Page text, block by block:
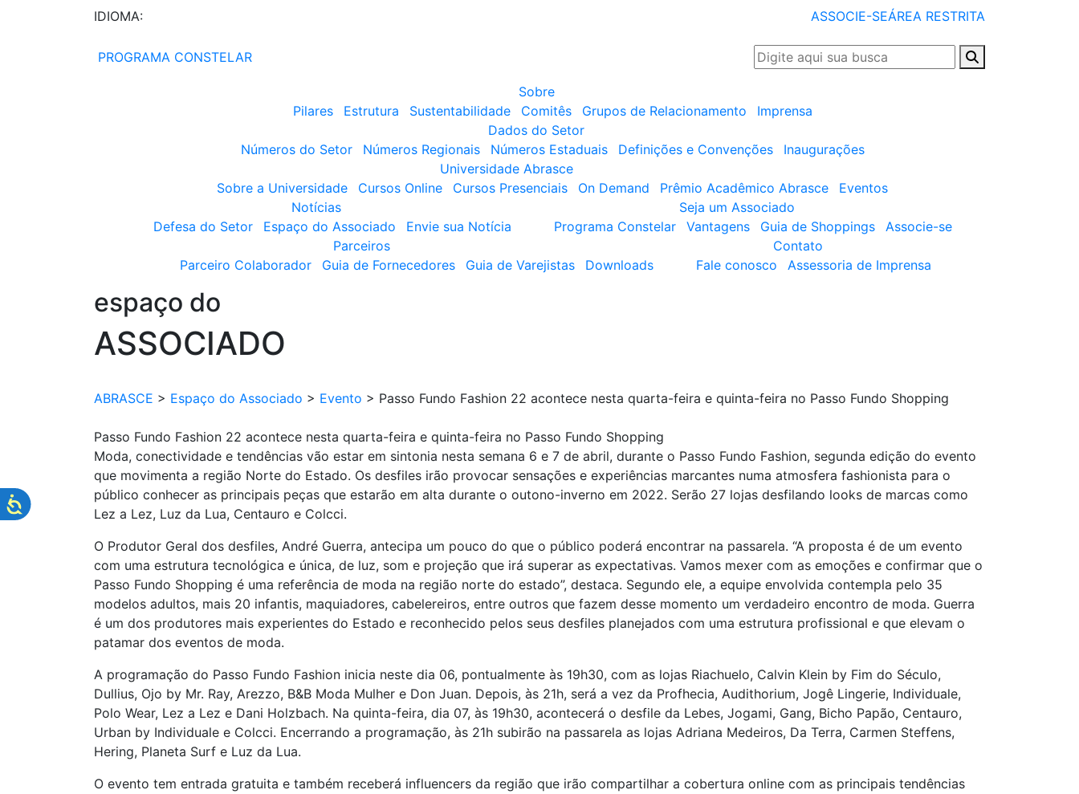
IDIOMA: ASSOCIE-SEÁREA RESTRITA
PROGRAMA CONSTELAR
Sobre
Pilares
Estrutura Sustentabilidade Comitês Grupos de Relacionamento
Imprensa
Dados do Setor
Números do Setor
Números Regionais Números Estaduais Definições e Convenções
Inaugurações
Universidade Abrasce
Sobre a Universidade
Cursos Online Cursos Presenciais On Demand Prêmio Acadêmico Abrasce
Eventos
Notícias
Defesa do Setor
Espaço do Associado Envie sua Notícia
Seja um Associado
Programa Constelar
Vantagens Guia de Shoppings
Associe-se
Parceiros
Parceiro Colaborador
Guia de Fornecedores Guia de Varejistas Downloads
Contato
Fale conosco
Assessoria de Imprensa
espaço do
ASSOCIADO
ABRASCE > Espaço do Associado > Evento > Passo Fundo Fashion 22 acontece nesta quarta-feira e quinta-feira no Passo Fundo Shopping
Passo Fundo Fashion 22 acontece nesta quarta-feira e quinta-feira no Passo Fundo Shopping
Moda, conectividade e tendências vão estar em sintonia nesta semana 6 e 7 de abril, durante o Passo Fundo Fashion, segunda edição do evento
que movimenta a região Norte do Estado. Os desfiles irão provocar sensações e experiências marcantes numa atmosfera fashionista para o
público conhecer as principais peças que estarão em alta durante o outono-inverno em 2022. Serão 27 lojas desfilando looks de marcas como
Lez a Lez, Luz da Lua, Centauro e Colcci.
O Produtor Geral dos desfiles, André Guerra, antecipa um pouco do que o público poderá encontrar na passarela. “A proposta é de um evento
com uma estrutura tecnológica e única, de luz, som e projeção que irá superar as expectativas. Vamos mexer com as emoções e confirmar que o
Passo Fundo Shopping é uma referência de moda na região norte do estado”, destaca. Segundo ele, a equipe envolvida contempla pelo 35
modelos adultos, mais 20 infantis, maquiadores, cabelereiros, entre outros que fazem desse momento um verdadeiro encontro de moda. Guerra
é um dos produtores mais experientes do Estado e reconhecido pelos seus desfiles planejados com uma estrutura profissional e que elevam o
patamar dos eventos de moda.
A programação do Passo Fundo Fashion inicia neste dia 06, pontualmente às 19h30, com as lojas Riachuelo, Calvin Klein by Fim do Século,
Dullius, Ojo by Mr. Ray, Arezzo, B&B Moda Mulher e Don Juan. Depois, às 21h, será a vez da Profhecia, Audithorium, Jogê Lingerie, Individuale,
Polo Wear, Lez a Lez e Dani Holzbach. Na quinta-feira, dia 07, às 19h30, acontecerá o desfile da Lebes, Jogami, Gang, Bicho Papão, Centauro,
Urban by Individuale e Colcci. Encerrando a programação, às 21h subirão na passarela as lojas Adriana Medeiros, Da Terra, Carmen Steffens,
Hering, Planeta Surf e Luz da Lua.
O evento tem entrada gratuita e também receberá influencers da região que irão compartilhar a cobertura online com as principais tendências